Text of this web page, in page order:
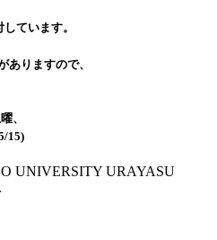
ています。
ありますので、
、
15)
UNIVERSITY URAYASU